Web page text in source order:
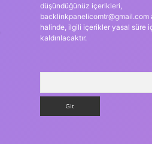
düşündüğünüz içerikleri,
backlinkpanelicomtr@gmail.com
halinde, ilgili içerikler yasal süre
kaldırılacaktır.